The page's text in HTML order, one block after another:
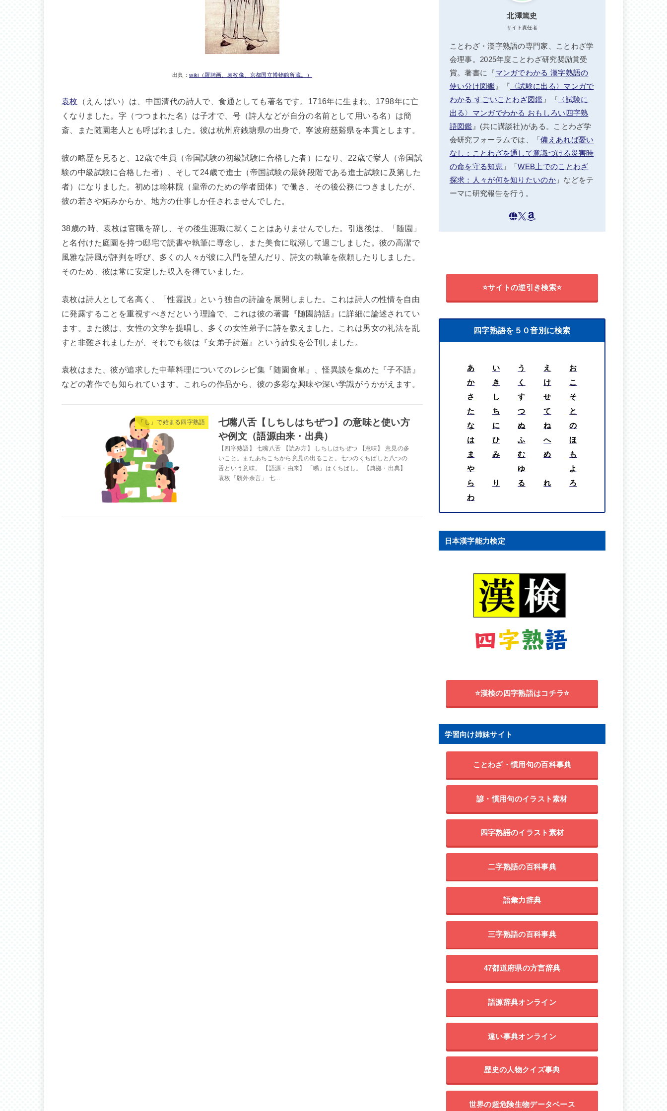
出典：wiki（羅聘画、袁枚像、京都国立博物館所蔵。）
袁枚
（えん ばい）は、中国清代の詩人で、食通としても著名です。1716年に生まれ、1798年に亡
くなりました。字（つつまれた名）は子才で、号（詩人などが自分の名前として用いる名）は簡
斎、また随園老人とも呼ばれました。彼は杭州府銭塘県の出身で、寧波府慈谿県を本貫とします。
彼の略歴を見ると、12歳で生員（帝国試験の初級試験に合格した者）になり、22歳で挙人（帝国試
験の中級試験に合格した者）、そして24歳で進士（帝国試験の最終段階である進士試験に及第した
者）になりました。初めは翰林院（皇帝のための学者団体）で働き、その後公務につきましたが、
彼の若さや妬みからか、地方の仕事しか任されませんでした。
38歳の時、袁枚は官職を辞し、その後生涯職に就くことはありませんでした。引退後は、「随園」
と名付けた庭園を持つ邸宅で読書や執筆に専念し、また美食に耽溺して過ごしました。彼の高潔で
風雅な詩風が評判を呼び、多くの人々が彼に入門を望んだり、詩文の執筆を依頼したりしました。
そのため、彼は常に安定した収入を得ていました。
袁枚は詩人として名高く、「性霊説」という独自の詩論を展開しました。これは詩人の性情を自由
に発露することを重視すべきだという理論で、これは彼の著書『随園詩話』に詳細に論述されてい
ます。また彼は、女性の文学を提唱し、多くの女性弟子に詩を教えました。これは男女の礼法を乱
すと非難されましたが、それでも彼は『女弟子詩選』という詩集を公刊しました。
袁枚はまた、彼が追求した中華料理についてのレシピ集『随園食単』、怪異談を集めた『子不語』
などの著作でも知られています。これらの作品から、彼の多彩な興味や深い学識がうかがえます。
「し」で始まる四字熟語
七嘴八舌【しちしはちぜつ】の意味と使い方
や例文（語源由来・出典）
【四字熟語】 七嘴八舌 【読み方】 しちしはちぜつ 【意味】 意見の多
いこと。またあちこちから意見の出ること。七つのくちばしと八つの
舌という意味。 【語源・由来】 「嘴」はくちばし。 【典拠・出典】
袁枚「牘外余言」 七...
北澤篤史
サイト責任者
ことわざ・漢字熟語の専門家、ことわざ学
会理事。2025年度ことわざ研究奨励賞受
賞。著書に『マンガでわかる 漢字熟語の
使い分け図鑑 』『 〈試験に出る〉マンガで
わかる すごいことわざ図鑑 』『 〈試験に
出る〉マンガでわかる おもしろい四字熟
語図鑑 』(共に講談社)がある。ことわざ学
会研究フォーラムでは、「備えあれば憂い
なし：ことわざを通して意識づける災害時
の命を守る知恵」「WEB上でのことわざ
探求：人々が何を知りたいのか」などをテ
ーマに研究報告を行う。
⭐サイトの逆引き検索⭐
四字熟語を５０音別に検索
あ い う え
お
か
き く け
こ
さ
し す せ
そ
た
ち つ て
と
な
に ぬ ね
の
は
ひ ふ へ
ほ
ま
み む め
も
や
ゆ
よ
ら
り る れ
ろ
わ
日本漢字能力検定
⭐漢検の四字熟語はコチラ⭐
学習向け姉妹サイト
ことわざ・慣用句の百科事典
諺・慣用句のイラスト素材
四字熟語のイラスト素材
二字熟語の百科事典
語彙力辞典
三字熟語の百科事典
47都道府県の方言辞典
語源辞典オンライン
違い事典オンライン
歴史の人物クイズ事典
世界の超危険生物データベース